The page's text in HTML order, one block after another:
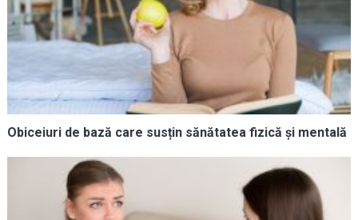
Obiceiuri de bază care susțin sănătatea fizică și mentală